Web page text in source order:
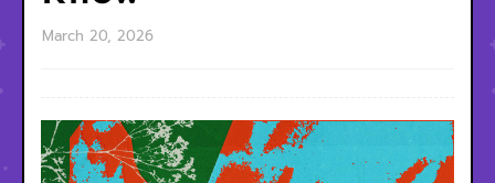
March 20, 2026